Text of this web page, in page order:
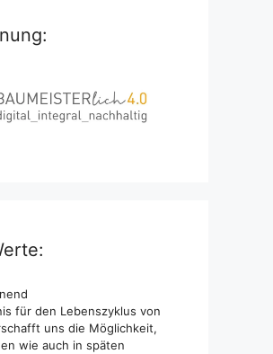
für den Lebenszyklus von
uns die Möglichkeit,
wie auch in späten